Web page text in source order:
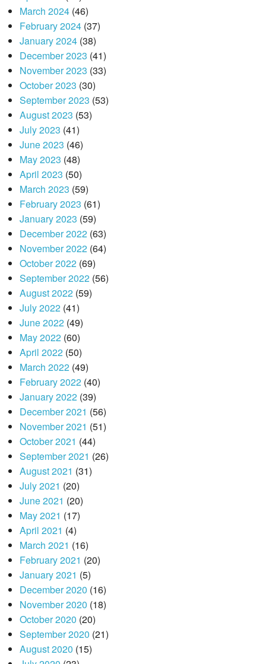
March 2024(46)
February 2024(37)
January 2024(38)
December 2023 (41)
November 2023 (33)
October 2023 (30)
September 2023 (53)
August 2023 (53)
July 2023 (41)
June 2023 (46)
May 2023 (48)
April 2023 (50)
March 2023 (59)
February 2023 (61)
January 2023 (59)
December 2022(63)
November 2022(64)
October 2022(69)
September 2022(56)
August 2022(59)
July 2022(41)
June 2022(49)
May 2022(60)
April 2022(50)
March 2022(49)
February 2022(40)
January 2022(39)
December 2021 (56)
November 2021 (51)
October 2021 (44)
September 2021 (26)
August 2021 (31)
July 2021 (20)
June 2021 (20)
May 2021 (17)
April 2021 (4)
March 2021 (16)
February 2021 (20)
January 2021 (5)
December 2020 (16)
November 2020 (18)
October 2020 (20)
September 2020 (21)
August 2020 (15)